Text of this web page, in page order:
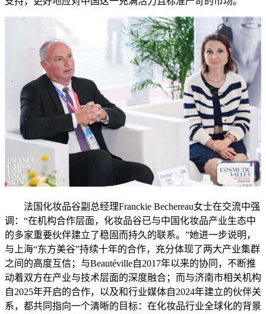
法国化妆品谷副总经理Franckie Bechereau女士在交流中强
调：“在机构合作层面，化妆品谷已与中国化妆品产业生态中
的多家重要伙伴建立了稳固而持久的联系。”她进一步说明，
与上海“东方美谷”持续十年的合作，充分体现了两大产业集群
之间的高度互信；与Beautéville自2017年以来的协同，不断推
动着双方在产业与技术层面的深度融合；而与济南市相关机构
自2025年开启的合作，以及和行业媒体自2024年建立的伙伴关
系，都共同指向一个清晰的目标：在化妆品行业全球化的背景